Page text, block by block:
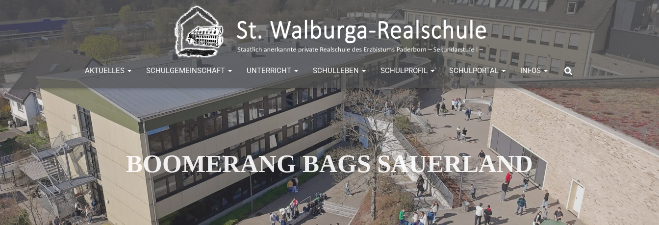
AKTUELLES SCHULGEMEINSCHAFT UNTERRICHT SCHULLEBEN SCHULPROFIL SCHULPORTAL INFOS
BOOMERANG BAGS SAUERLAND